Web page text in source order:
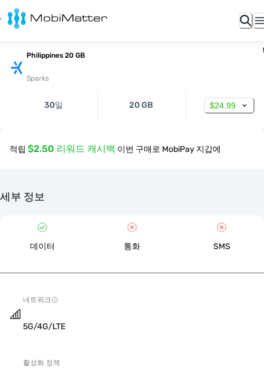
Philippines 20 GB
Sparks
30일 20 GB $24.99
적립 $2.50 리워드 캐시백 이번 구매로 MobiPay 지갑에
세부 정보
데이터 통화 SMS
네트워크
5G/4G/LTE
활성화 정책